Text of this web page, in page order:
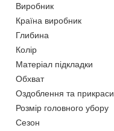
Виробник
Країна виробник
Глибина
Колір
Матеріал підкладки
Обхват
Оздоблення та прикраси
Розмір головного убору
Сезон